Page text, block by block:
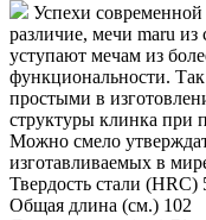
Успехи
различие, мечи maru
уступают мечам из
функциональности.
простыми в
структуры клинка при
Можно смело
изготавливаемых в
Твердость стали (HRC)
Общая длина (см.) 102